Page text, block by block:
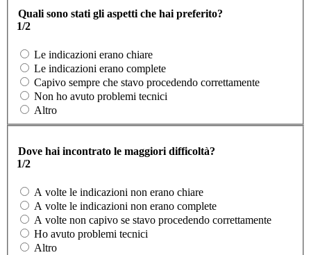
Quali sono stati gli aspetti che hai preferito?
1/2
Le indicazioni erano chiare
Le indicazioni erano complete
Capivo sempre che stavo procedendo correttamente
Non ho avuto problemi tecnici
Altro
Dove hai incontrato le maggiori difficoltà?
1/2
A volte le indicazioni non erano chiare
A volte le indicazioni non erano complete
A volte non capivo se stavo procedendo correttamente
Ho avuto problemi tecnici
Altro